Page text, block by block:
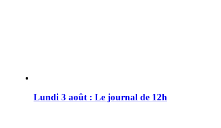
Lundi 3 août : Le journal de 12h